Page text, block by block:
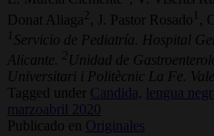
Donat Aliaga
, J. Pastor Rosado 1 ,
1 Servicio de Pediatría. Hospital
Alicante.
2 Unidad de
Universitari i Politècnic La Fe.
Tagged under
Candida, lengua
marzoabril 2020
Publicado en
Originales